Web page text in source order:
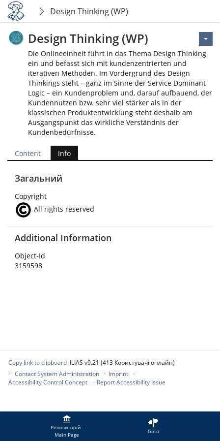
Design Thinking (WP)
Репозиторій -
Main Page
Goto
Design Thinking (WP)
Die Onlineeinheit führt in das Thema Design Thinking
ein und befasst sich mit kundenzentrierten und
iterativen Methoden. Im Vordergrund des Design
Thinkings steht – ganz im Sinne der Service Dominant
Logic – ein Kundenproblem und, darauf aufbauend, der
Kundennutzen bzw. sehr viel stärker als in der
klassischen Produktentwicklung steht deshalb am
Ausgangspunkt das wirkliche Verständnis der
Kundenbedürfnisse.
Content Info
Загальний
Copyright
All rights reserved
Additional Information
Object-Id
3159598
Copy link to clipboard ILIAS v9.21 (413 Користувачі онлайн)
Contact System Administration
Imprint
Accessibility Control Concept
Report Accessibility Issue